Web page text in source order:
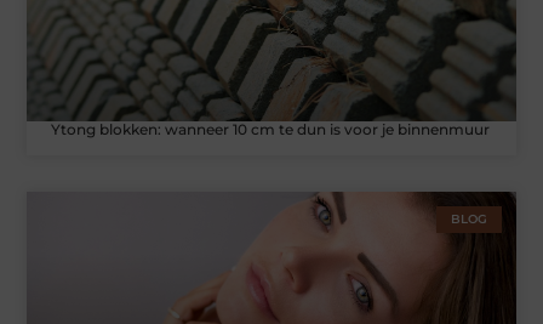
Ytong blokken: wanneer 10 cm te dun is voor je binnenmuur
BLOG